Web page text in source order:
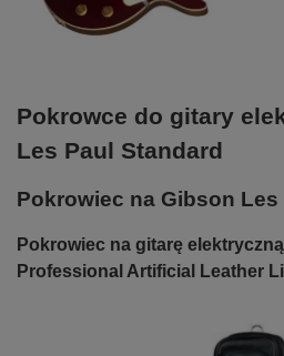
Pokrowce do gitary
Les Paul Standard
Pokrowiec na Gibson Les
Pokrowiec na gitarę
Professional Artificial Leather